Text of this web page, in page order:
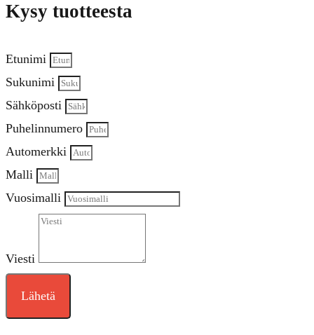
Kysy tuotteesta
Etunimi
Sukunimi
Sähköposti
Puhelinnumero
Automerkki
Malli
Vuosimalli
Viesti
Lähetä